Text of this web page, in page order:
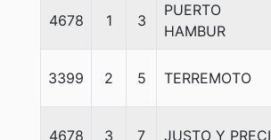
4678 1 3
PUERTO
HAMBUR
3399 2 5 TERREMOTO
4678 3 7 JUSTO Y PRECI